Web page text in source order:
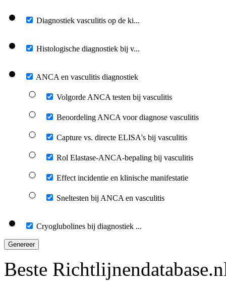
Diagnostiek vasculitis op de ki...
Histologische diagnostiek bij v...
ANCA en vasculitis diagnostiek
Volgorde ANCA testen bij vasculitis
Beoordeling ANCA voor diagnose vasculitis
Capture vs. directe ELISA's bij vasculitis
Rol Elastase-ANCA-bepaling bij vasculitis
Effect incidentie en klinische manifestatie
Sneltesten bij ANCA en vasculitis
Cryoglubolines bij diagnostiek ...
Genereer
Beste